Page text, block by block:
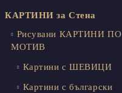
КАРТИНИ за Стена
Рисувани КАРТИНИ ПО
МОТИВ
Картини с ШЕВИЦИ
Картини с български